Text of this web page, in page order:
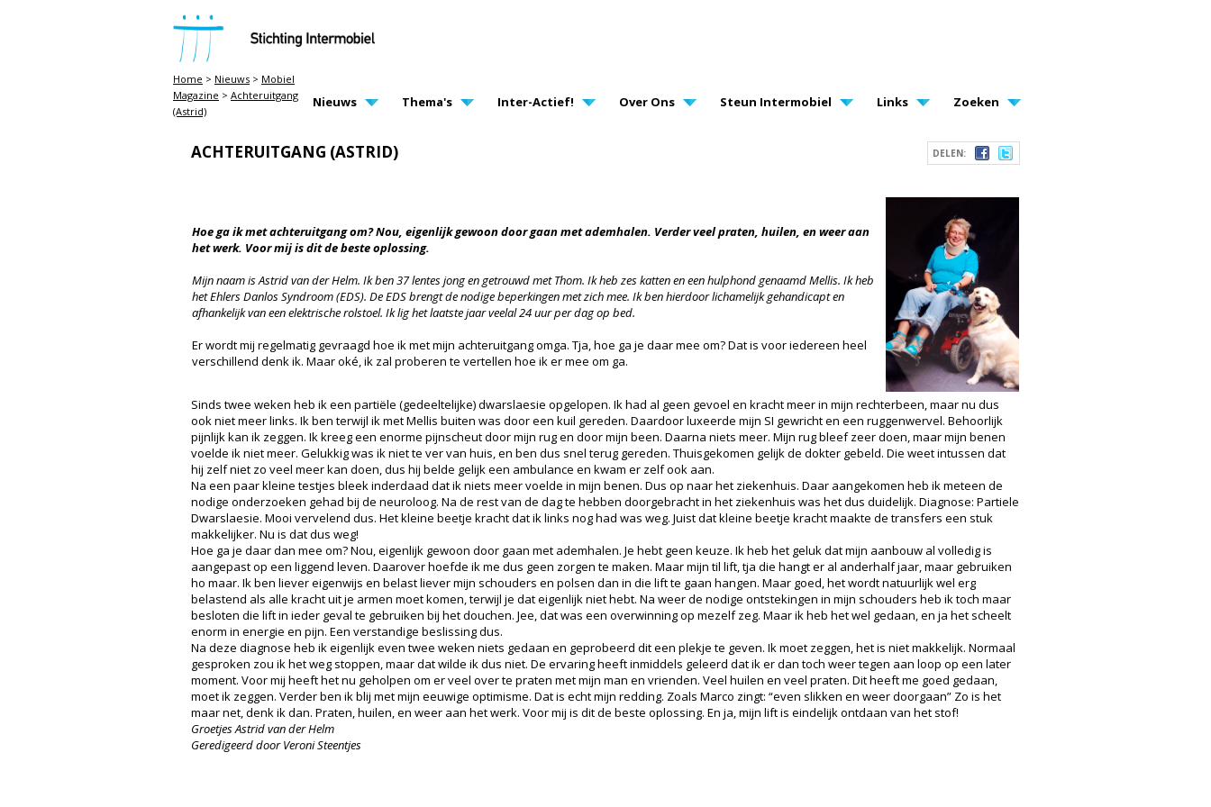
STICHTING INTERMOBIEL
MAIN PAGE NAVIGATION
Nieuws Thema's Inter-Actief! Over Ons Steun Intermobiel Links Zoeken
Home > Nieuws > Mobiel
Magazine > Achteruitgang
(Astrid)
DELEN:
ACHTERUITGANG (ASTRID)
Hoe ga ik met achteruitgang om? Nou, eigenlijk gewoon door gaan met ademhalen. Verder veel praten, huilen, en weer aan
het werk. Voor mij is dit de beste oplossing.
Mijn naam is Astrid van der Helm. Ik ben 37 lentes jong en getrouwd met Thom. Ik heb zes katten en een hulphond genaamd Mellis. Ik heb
het Ehlers Danlos Syndroom (EDS). De EDS brengt de nodige beperkingen met zich mee. Ik ben hierdoor lichamelijk gehandicapt en
afhankelijk van een elektrische rolstoel. Ik lig het laatste jaar veelal 24 uur per dag op bed.
Er wordt mij regelmatig gevraagd hoe ik met mijn achteruitgang omga. Tja, hoe ga je daar mee om? Dat is voor iedereen heel
verschillend denk ik. Maar oké, ik zal proberen te vertellen hoe ik er mee om ga.
Sinds twee weken heb ik een partiële (gedeeltelijke) dwarslaesie opgelopen. Ik had al geen gevoel en kracht meer in mijn rechterbeen, maar nu dus
ook niet meer links. Ik ben terwijl ik met Mellis buiten was door een kuil gereden. Daardoor luxeerde mijn SI gewricht en een ruggenwervel. Behoorlijk
pijnlijk kan ik zeggen. Ik kreeg een enorme pijnscheut door mijn rug en door mijn been. Daarna niets meer. Mijn rug bleef zeer doen, maar mijn benen
voelde ik niet meer. Gelukkig was ik niet te ver van huis, en ben dus snel terug gereden. Thuisgekomen gelijk de dokter gebeld. Die weet intussen dat
hij zelf niet zo veel meer kan doen, dus hij belde gelijk een ambulance en kwam er zelf ook aan.
Na een paar kleine testjes bleek inderdaad dat ik niets meer voelde in mijn benen. Dus op naar het ziekenhuis. Daar aangekomen heb ik meteen de
nodige onderzoeken gehad bij de neuroloog. Na de rest van de dag te hebben doorgebracht in het ziekenhuis was het dus duidelijk. Diagnose: Partiele
Dwarslaesie. Mooi vervelend dus. Het kleine beetje kracht dat ik links nog had was weg. Juist dat kleine beetje kracht maakte de transfers een stuk
makkelijker. Nu is dat dus weg!
Hoe ga je daar dan mee om? Nou, eigenlijk gewoon door gaan met ademhalen. Je hebt geen keuze. Ik heb het geluk dat mijn aanbouw al volledig is
aangepast op een liggend leven. Daarover hoefde ik me dus geen zorgen te maken. Maar mijn til lift, tja die hangt er al anderhalf jaar, maar gebruiken
ho maar. Ik ben liever eigenwijs en belast liever mijn schouders en polsen dan in die lift te gaan hangen. Maar goed, het wordt natuurlijk wel erg
belastend als alle kracht uit je armen moet komen, terwijl je dat eigenlijk niet hebt. Na weer de nodige ontstekingen in mijn schouders heb ik toch maar
besloten die lift in ieder geval te gebruiken bij het douchen. Jee, dat was een overwinning op mezelf zeg. Maar ik heb het wel gedaan, en ja het scheelt
enorm in energie en pijn. Een verstandige beslissing dus.
Na deze diagnose heb ik eigenlijk even twee weken niets gedaan en geprobeerd dit een plekje te geven. Ik moet zeggen, het is niet makkelijk. Normaal
gesproken zou ik het weg stoppen, maar dat wilde ik dus niet. De ervaring heeft inmiddels geleerd dat ik er dan toch weer tegen aan loop op een later
moment. Voor mij heeft het nu geholpen om er veel over te praten met mijn man en vrienden. Veel huilen en veel praten. Dit heeft me goed gedaan,
moet ik zeggen. Verder ben ik blij met mijn eeuwige optimisme. Dat is echt mijn redding. Zoals Marco zingt: “even slikken en weer doorgaan” Zo is het
maar net, denk ik dan. Praten, huilen, en weer aan het werk. Voor mij is dit de beste oplossing. En ja, mijn lift is eindelijk ontdaan van het stof!
Groetjes Astrid van der Helm
Geredigeerd door Veroni Steentjes